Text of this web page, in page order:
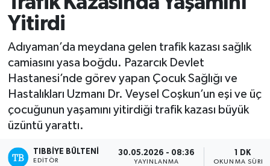
Yitirdi
Adıyaman’da meydana gelen trafik kazası sağlık
camiasını yasa boğdu. Pazarcık Devlet
Hastanesi’nde görev yapan Çocuk Sağlığı ve
Hastalıkları Uzmanı Dr. Veysel Coşkun’un eşi ve üç
çocuğunun yaşamını yitirdiği trafik kazası büyük
üzüntü yarattı.
TIBBIYE BÜLTENI
EDITÖR
30.05.2026 - 08:36
YAYINLANMA
1 DK
OKUNMA
Mevzuat